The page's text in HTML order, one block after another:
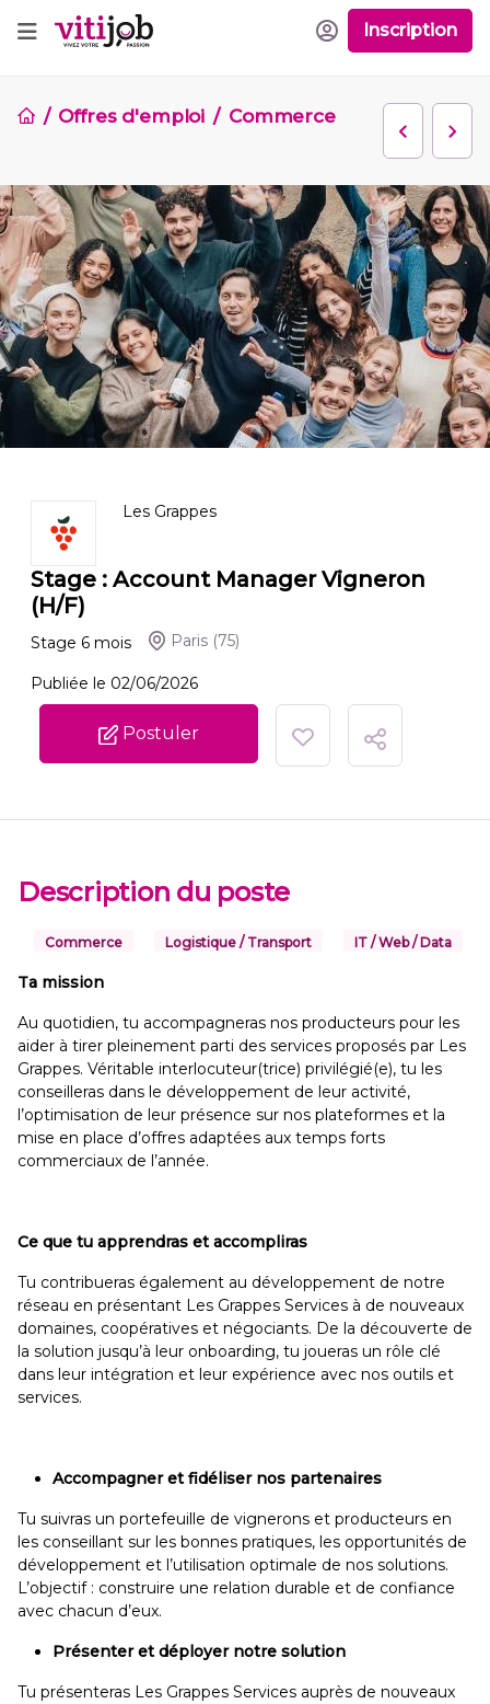
Inscription
Offres d'emploi Commerce
Les Grappes
Stage : Account Manager Vigneron
(H/F)
Stage 6 mois Paris (75)
Publiée le 02/06/2026
Postuler
Description du poste
Commerce Logistique / Transport IT / Web / Data
Ta mission
Au quotidien, tu accompagneras nos producteurs pour les
aider à tirer pleinement parti des services proposés par Les
Grappes. Véritable interlocuteur(trice) privilégié(e), tu les
conseilleras dans le développement de leur activité,
l’optimisation de leur présence sur nos plateformes et la
mise en place d’offres adaptées aux temps forts
commerciaux de l’année.
Ce que tu apprendras et accompliras
Tu contribueras également au développement de notre
réseau en présentant Les Grappes Services à de nouveaux
domaines, coopératives et négociants. De la découverte de
la solution jusqu’à leur onboarding, tu joueras un rôle clé
dans leur intégration et leur expérience avec nos outils et
services.
Accompagner et fidéliser nos partenaires
Tu suivras un portefeuille de vignerons et producteurs en
les conseillant sur les bonnes pratiques, les opportunités de
développement et l’utilisation optimale de nos solutions.
L’objectif : construire une relation durable et de confiance
avec chacun d’eux.
Présenter et déployer notre solution
Tu présenteras Les Grappes Services auprès de nouveaux